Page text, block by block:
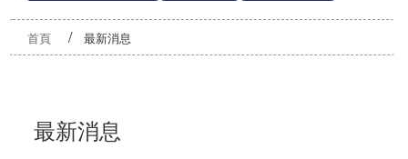
首頁 最新消息
最新消息